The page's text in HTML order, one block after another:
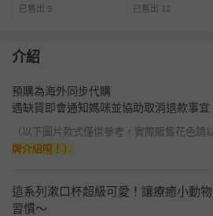
已售出 9 已售出 12
介紹
預購為海外同步代購
遇缺貨即會通知媽咪並協助取消退款事宜
（以下圖片款式僅供參考，實際販售花色請
牌介紹唷！）
這系列漱口杯超級可愛！讓療癒小動
習慣～